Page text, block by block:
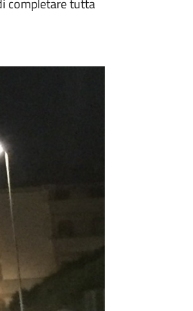
completare tutta